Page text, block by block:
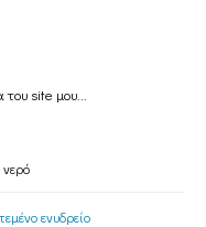
site μου...
ενυδρείο